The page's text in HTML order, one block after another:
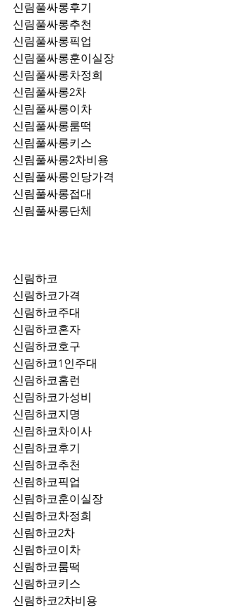
신림풀싸롱후기
신림풀싸롱추천
신림풀싸롱훈이실장
신림풀싸롱차정희
신림풀싸롱2차
신림풀싸롱이차
신림풀싸롱룸떡
신림풀싸롱키스
신림풀싸롱2차비용
신림풀싸롱인당가격
신림풀싸롱접대
신림풀싸롱단체
신림하코
신림하코가격
신림하코주대
신림하코혼자
신림하코호구
신림하코1인주대
신림하코홈런
신림하코가성비
신림하코지명
신림하코차이사
신림하코후기
신림하코추천
신림하코훈이실장
신림하코차정희
신림하코2차
신림하코이차
신림하코룸떡
신림하코키스
신림하코2차비용